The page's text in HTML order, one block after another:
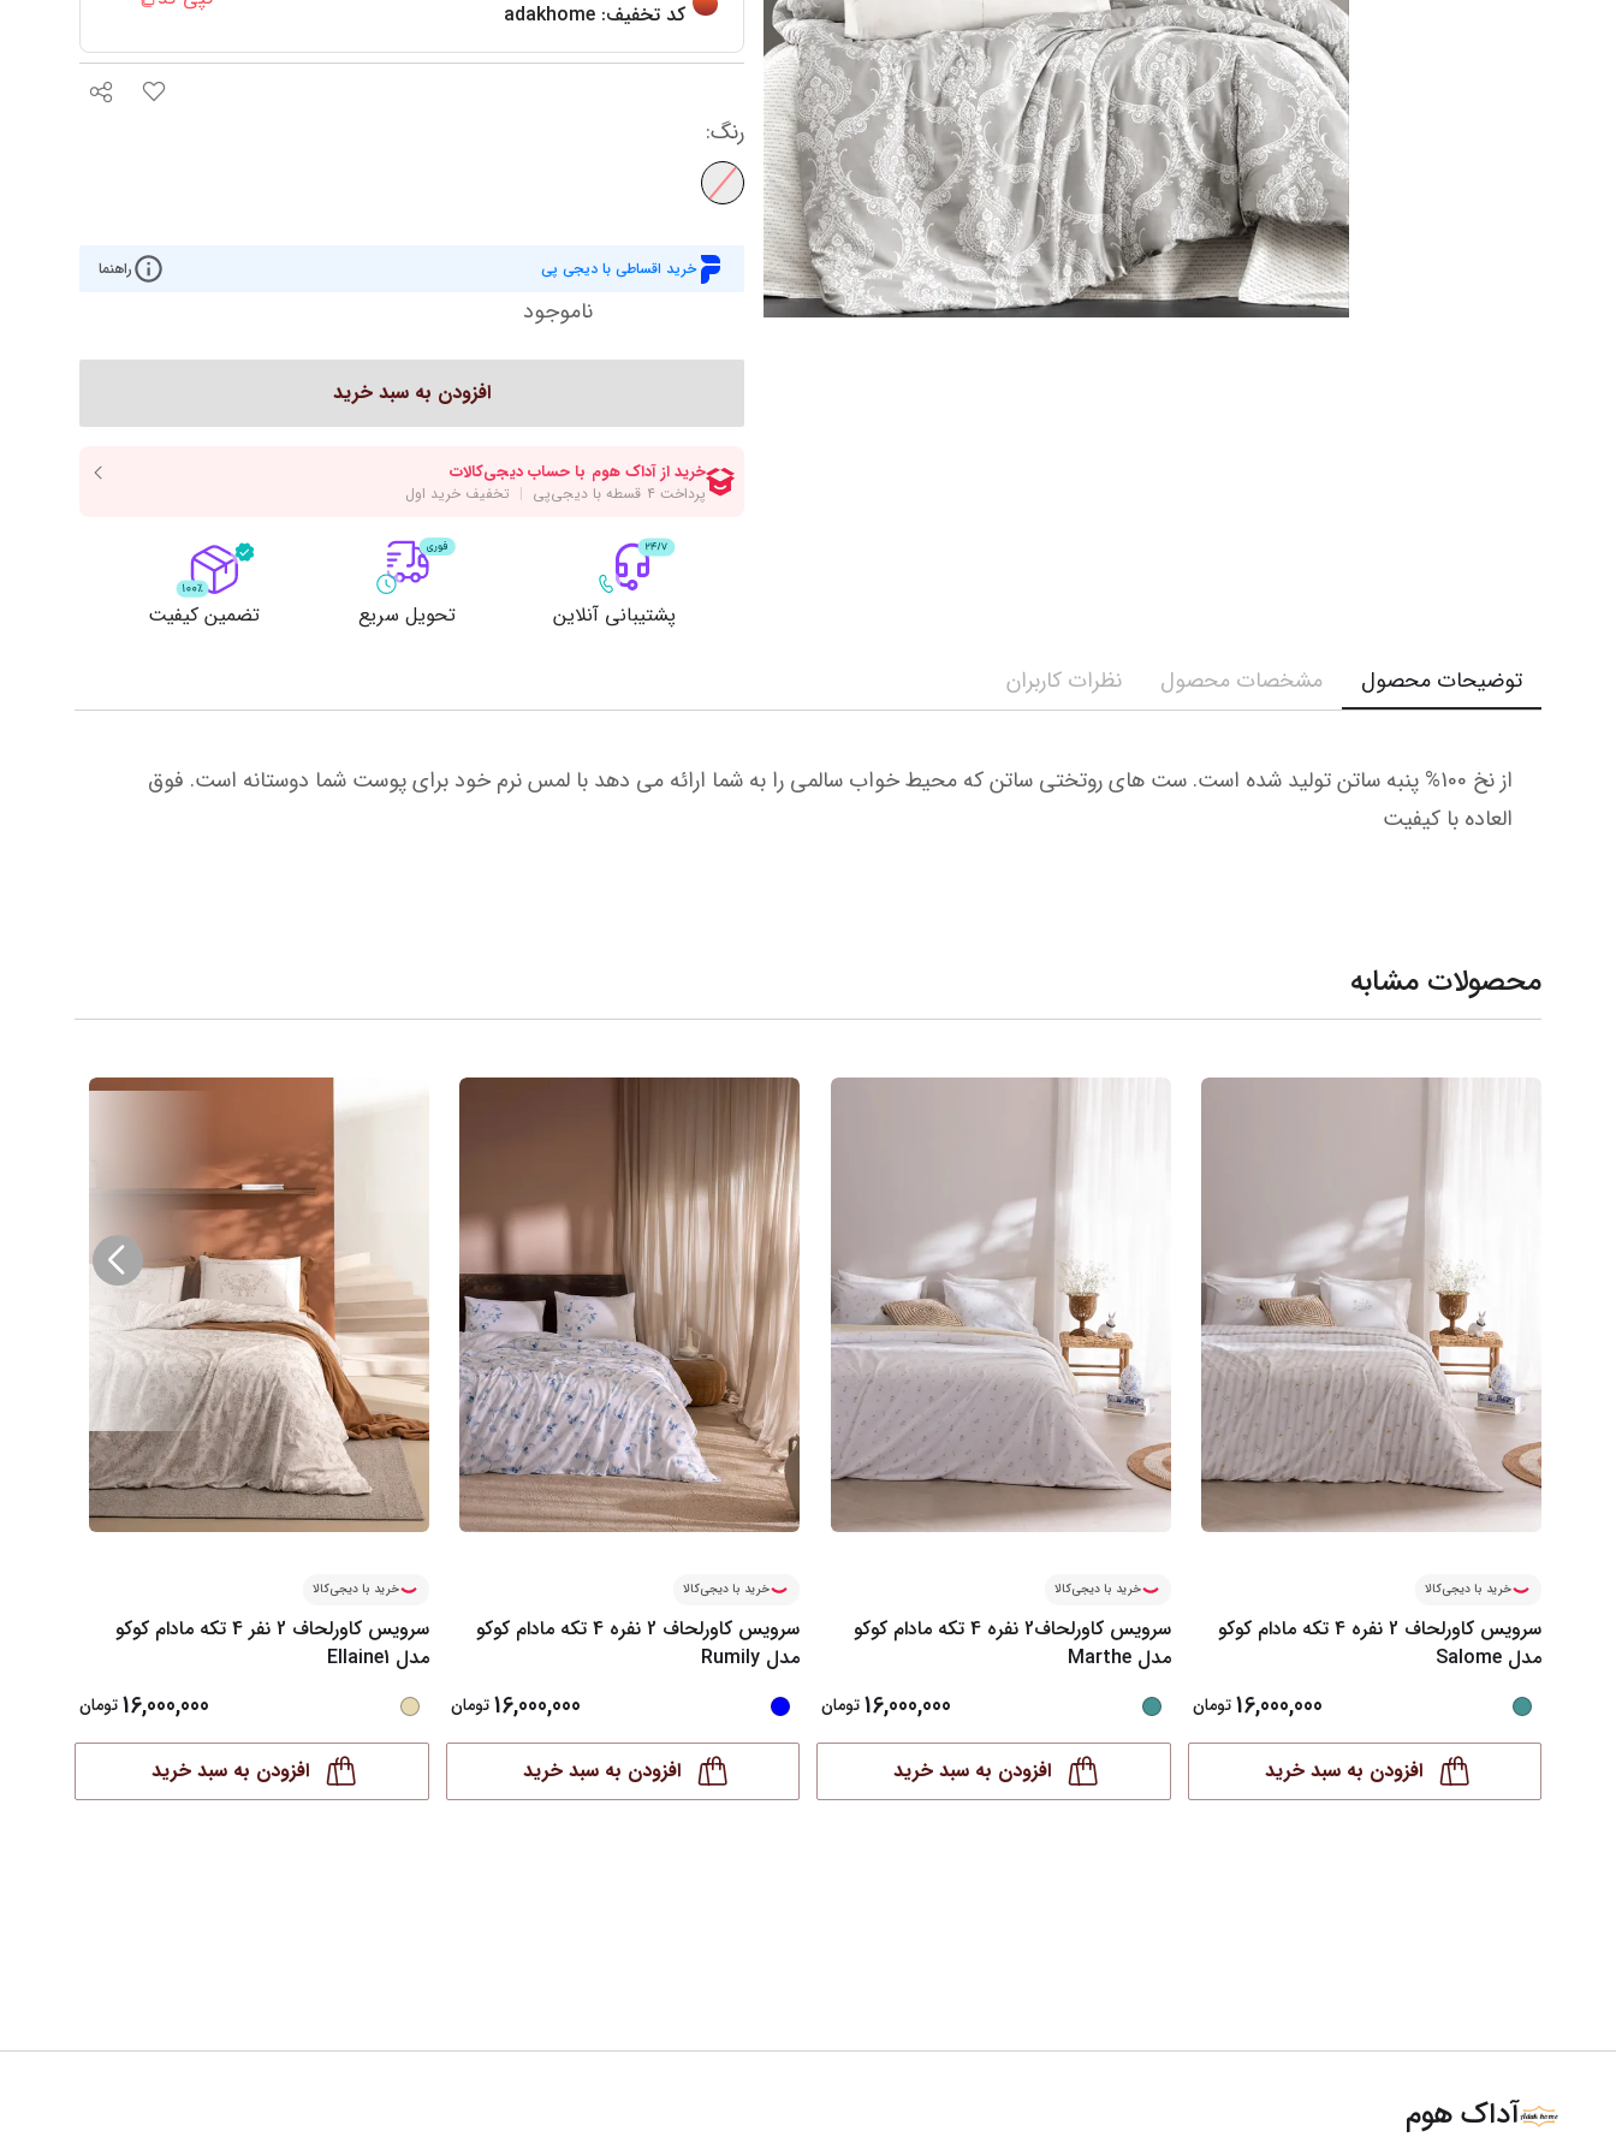
نمایش همه محصولات
سرو و پذیرایی
آباژور
رومیزی و شال مبل
نمایش همه محصولات
ظروف نگهدارنده
سرویس غذاخوری
سرویس پخت و پز
نمایش همه محصولات
کاور لحاف مادام کوکو
کاور لحاف زیپ دار
رو تختی دخترانه
کد تخفیف: adakhome
رنگ:
خرید اقساطی با دیجی پی راهنما
ناموجود
افزودن به سبد خرید
پشتیبانی آنلاین تحویل سریع تضمین کیفیت
توضیحات محصول مشخصات محصول نظرات کاربران
العاده با کیفیت
محصولات مشابه
خرید با دیجی‌کالا
سرویس کاورلحاف 2 نفره 4 تکه مادام کوکو
مدل Salome
16,000,000 تومان
افزودن به سبد خرید
خرید با دیجی‌کالا
سرویس کاورلحاف2 نفره 4 تکه مادام کوکو
مدل Marthe
16,000,000تومان
افزودن به سبد خرید
خرید با دیجی‌کالا
سرویس کاورلحاف 2 نفره 4 تکه مادام کوکو
مدل Rumily
16,000,000 تومان
افزودن به سبد خرید
خرید با دیجی‌کالا
سرویس کاورلحاف 2 نفر 4 تکه مادام کوکو
مدل Ellaine1
16,000,000تومان
افزودن به سبد خرید
آداک هوم